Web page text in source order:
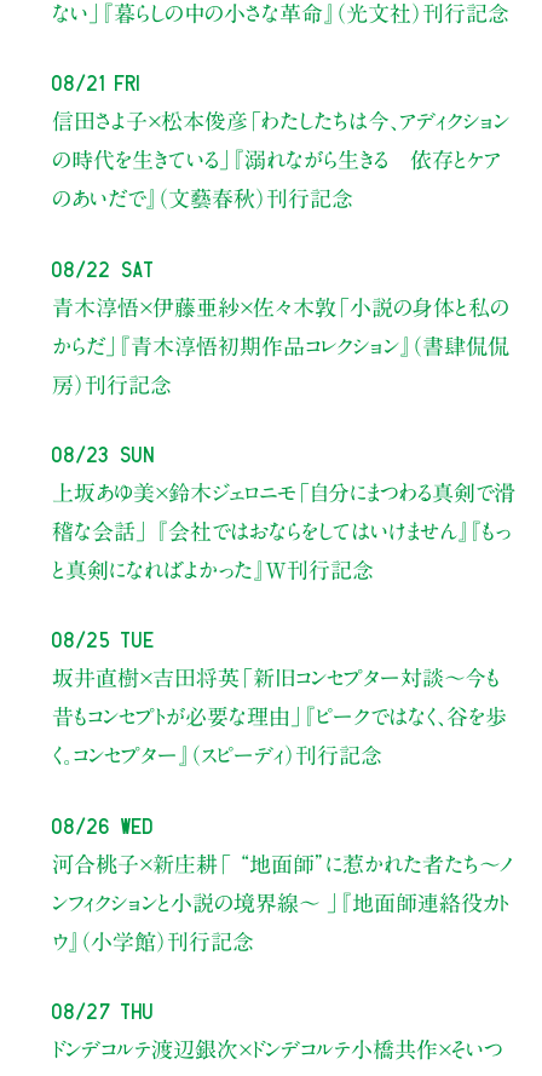
ない」
『暮らしの中の小さな革命』（光文社）刊行記念
08/21 Fri
信田さよ子×松本俊彦 「わたしたちは今、アディクション
の時代を生きている」
『溺れながら生きる 依存とケア
のあいだで』（文藝春秋）刊行記念
08/22 Sat
青木淳悟×伊藤亜紗×佐々木敦 「小説の身体と私の
からだ」
『青木淳悟初期作品コレクション』（書肆侃侃
房）刊行記念
08/23 Sun
上坂あゆ美×鈴木ジェロニモ 「自分にまつわる真剣で滑
稽な会話」
『会社ではおならをしてはいけません』『もっ
と真剣になればよかった』W刊行記念
08/25 Tue
坂井直樹×吉田将英「新旧コンセプター対談～今も
昔もコンセプトが必要な理由」
『ピークではなく、谷を歩
く。コンセプター』（スピーディ）刊行記念
08/26 Wed
河合桃子×新庄耕「 “地面師”に惹かれた者たち〜ノ
ンフィクションと小説の境界線〜 」
『地面師連絡役カト
ウ』（小学館）刊行記念
08/27 Thu
ドンデコルテ渡辺銀次×ドンデコルテ小橋共作×そいつ